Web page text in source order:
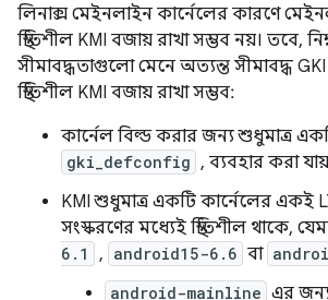
লিনাক্স মেইনলাইন কার্নেলের কারণে
স্থিতিশীল KMI বজায় রাখা সম্ভব নয়। তবে,
সীমাবদ্ধতাগুলো মেনে অত্যন্ত সীমাবদ্ধ
স্থিতিশীল KMI বজায় রাখা সম্ভব:
কার্নেল বিল্ড করার জন্য শুধুমাত্র
gki_defconfig , ব্যবহার করা
KMI শুধুমাত্র একটি কার্নেলের একই
সংস্করণের মধ্যেই স্থিতিশীল থাকে,
6.1
, android15-6.6 বা
android-mainline এর